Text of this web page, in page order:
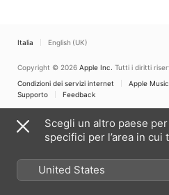
Italia English (UK)
Copyright © 2026 Apple Inc. Tutti i diritti
Condizioni dei servizi internet
Apple
Supporto
Feedback
Scegli un altro paese
specifici per l’area in cui
United States